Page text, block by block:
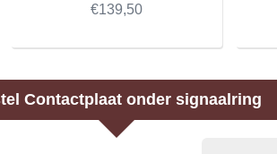
€139,50
Contactplaat onder signaalring